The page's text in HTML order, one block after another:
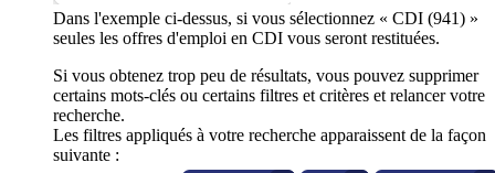
Dans l'exemple ci-dessus, si vous sélectionnez « CDI (941) »
seules les offres d'emploi en CDI vous seront restituées.
Si vous obtenez trop peu de résultats, vous pouvez supprimer
certains mots-clés ou certains filtres et critères et relancer votre
recherche.
Les filtres appliqués à votre recherche apparaissent de la façon
suivante :